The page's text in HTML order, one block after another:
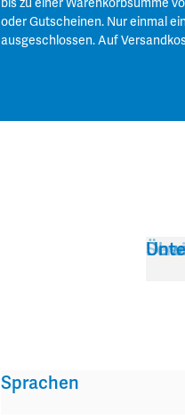
bis zu einer Warenkorbsumme
oder Gutscheinen. Nur einmal
ausgeschlossen. Auf
Sprachen